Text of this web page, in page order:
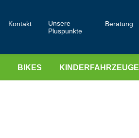
Kontakt
Unsere
Pluspunkte
Beratung
BIKES KINDERFAHRZEUGE